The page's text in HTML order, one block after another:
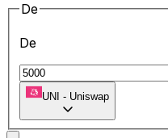
De
De
UNI - Uniswap